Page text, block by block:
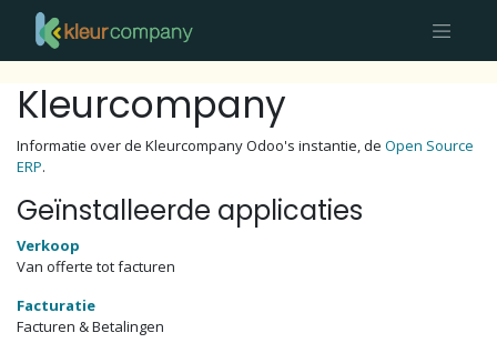
Kleurcompany
Informatie over de Kleurcompany Odoo's instantie, de Open Source
ERP.
Geïnstalleerde applicaties
Verkoop
Van offerte tot facturen
Facturatie
Facturen & Betalingen